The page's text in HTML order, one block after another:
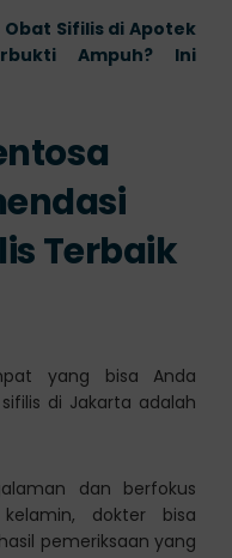
Sifilis di Apotek
Ampuh? Ini
Terbaik
yang bisa Anda
di Jakarta adalah
dan berfokus
dokter bisa
pemeriksaan yang